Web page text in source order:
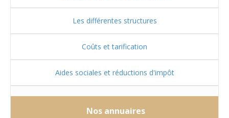
Les différentes structures
Coûts et tarification
Aides sociales et réductions d'impôt
Nos annuaires